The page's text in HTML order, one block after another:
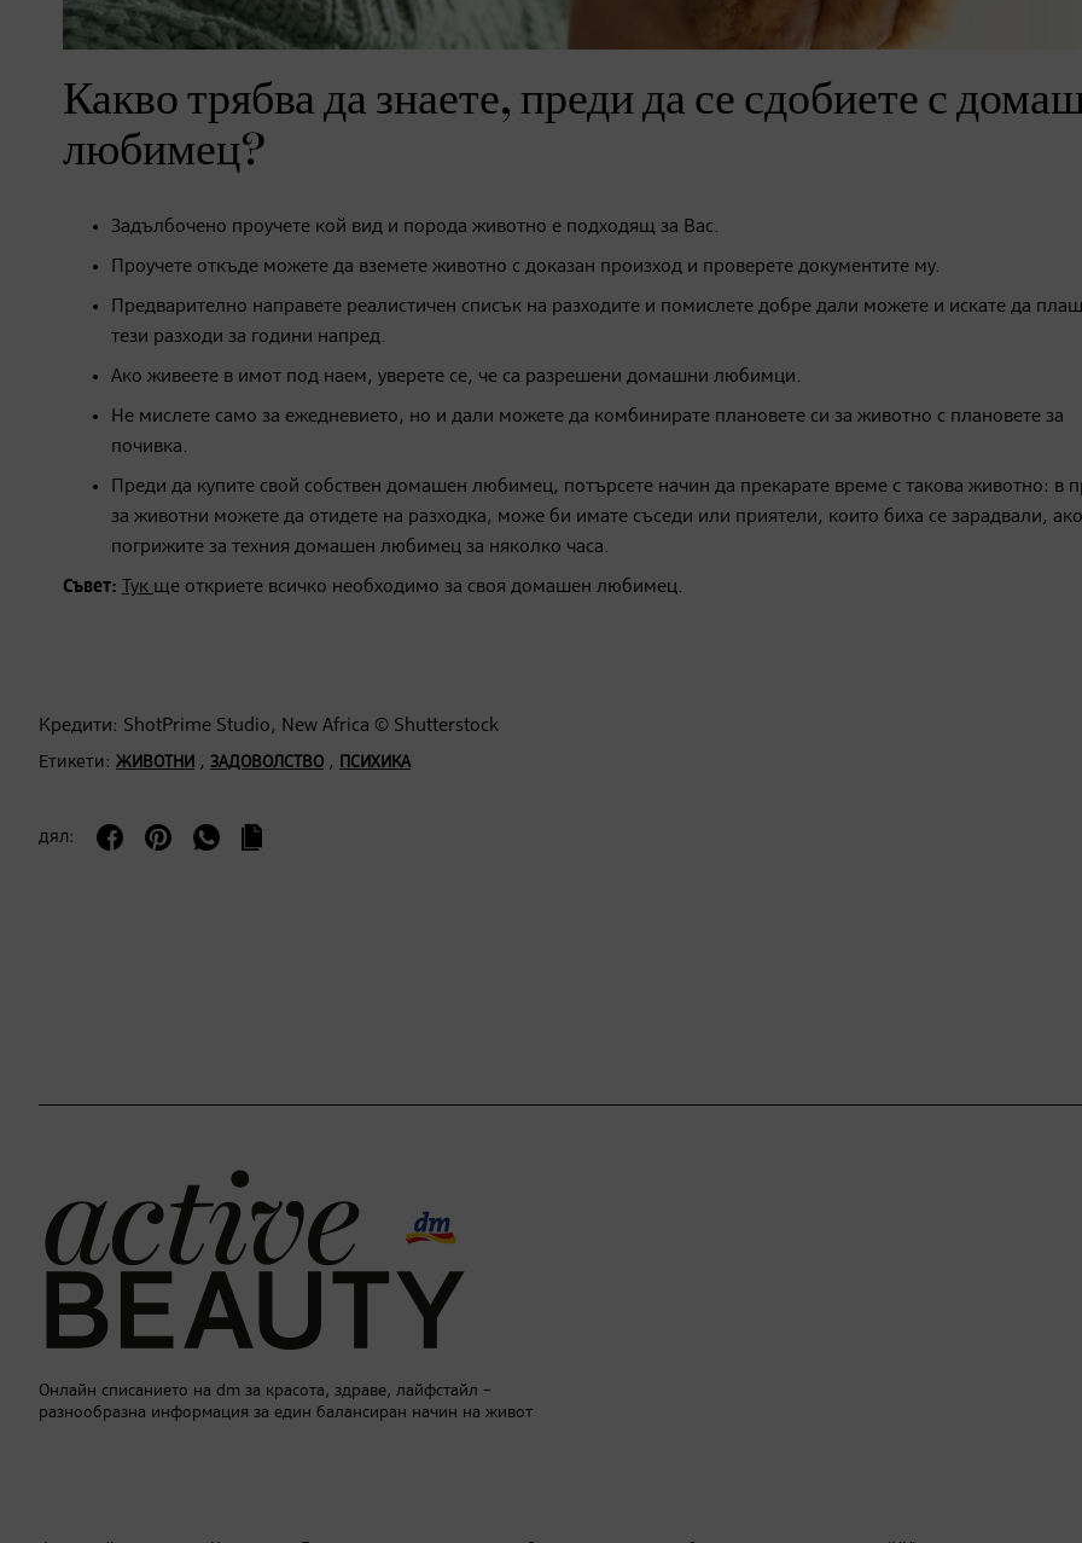
Какво трябва да знаете, преди да се сдобиете с
любимец?
Задълбочено проучете кой вид и порода животно е подходящ за Вас.
Проучете откъде можете да вземете животно с доказан произход и проверете документите му.
Предварително направете реалистичен списък на разходите и помислете добре дали можете и искате да
тези разходи за години напред.
Ако живеете в имот под наем, уверете се, че са разрешени домашни любимци.
Не мислете само за ежедневието, но и дали можете да комбинирате плановете си за животно с плановете за
почивка.
Преди да купите свой собствен домашен любимец, потърсете начин да прекарате време с такова животно: в
за животни можете да отидете на разходка, може би имате съседи или приятели, които биха се зарадвали,
погрижите за техния домашен любимец за няколко часа.
Съвет: Тук ще откриете всичко необходимо за своя домашен любимец.
Кредити: ShotPrime Studio, New Africa © Shutterstock
Етикети: ЖИВОТНИ , ЗАДОВОЛСТВО , ПСИХИКА
дял:
Онлайн списанието на dm за красота, здраве, лайфстайл –
разнообразна информация за един балансиран начин на живот